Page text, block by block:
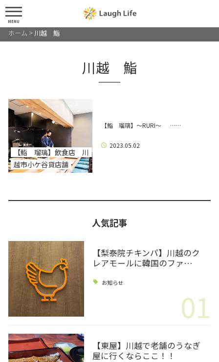
MENU
ホーム > 川越 鮨
川越 鮨
【鮨 瑠璃】飲食店 川
越市小ケ谷貸店舗
【鮨 瑠璃】～RURI～ ……
2023.05.02
人気記事
【梨泰院チキンパ】川越のク
レアモールに韓国のファ…
お知らせ
01
【東屋】川越で老舗のうなぎ
屋に行くならここ！！